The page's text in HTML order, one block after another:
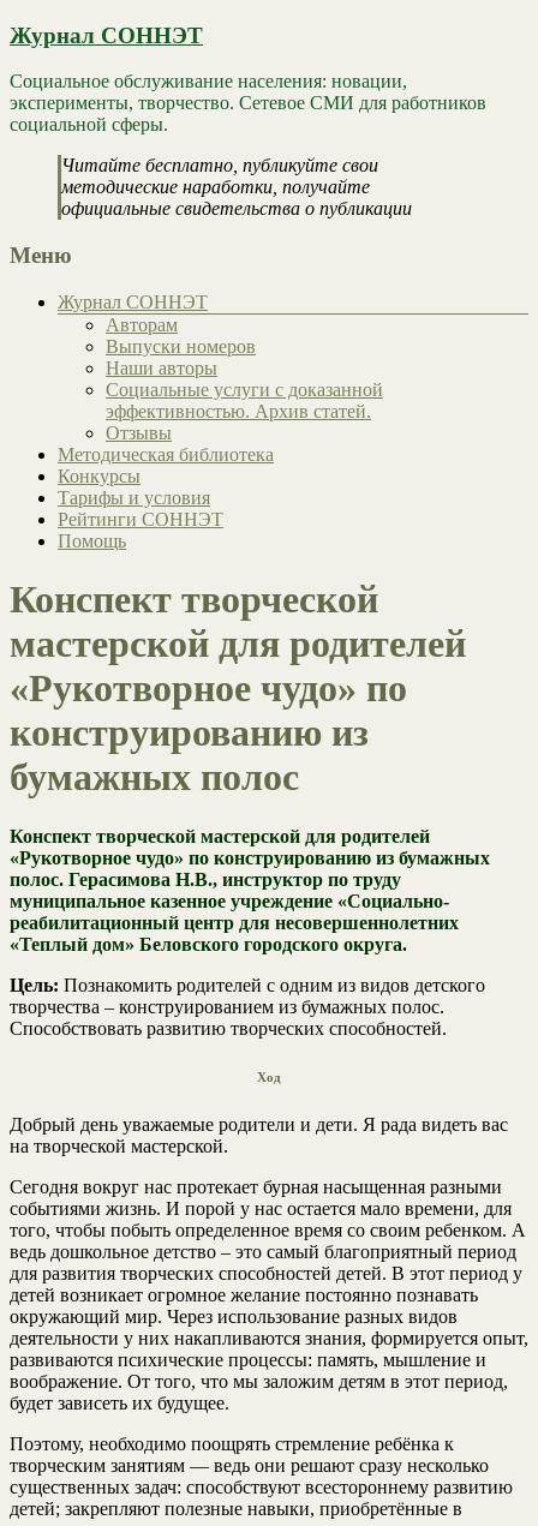
Журнал СОННЭТ
Социальное обслуживание населения: новации,
эксперименты, творчество. Сетевое СМИ для работников
социальной сферы.
Читайте бесплатно, публикуйте свои
методические наработки, получайте
официальные свидетельства о публикации
Меню
Журнал СОННЭТ
Авторам
Выпуски номеров
Наши авторы
Социальные услуги с доказанной
эффективностью. Архив статей.
Отзывы
Методическая библиотека
Конкурсы
Тарифы и условия
Рейтинги СОННЭТ
Помощь
Конспект творческой
мастерской для родителей
«Рукотворное чудо» по
конструированию из
бумажных полос
Конспект творческой мастерской для родителей
«Рукотворное чудо» по конструированию из бумажных
полос. Герасимова Н.В., инструктор по труду
муниципальное казенное учреждение «Социально-
реабилитационный центр для несовершеннолетних
«Теплый дом» Беловского городского округа.
Цель: Познакомить родителей с одним из видов детского
творчества – конструированием из бумажных полос.
Способствовать развитию творческих способностей.
Ход
Добрый день уважаемые родители и дети. Я рада видеть вас
на творческой мастерской.
Сегодня вокруг нас протекает бурная насыщенная разными
событиями жизнь. И порой у нас остается мало времени, для
того, чтобы побыть определенное время со своим ребенком. А
ведь дошкольное детство – это самый благоприятный период
для развития творческих способностей детей. В этот период у
детей возникает огромное желание постоянно познавать
окружающий мир. Через использование разных видов
деятельности у них накапливаются знания, формируется опыт,
развиваются психические процессы: память, мышление и
воображение. От того, что мы заложим детям в этот период,
будет зависеть их будущее.
Поэтому, необходимо поощрять стремление ребёнка к
творческим занятиям — ведь они решают сразу несколько
существенных задач: способствуют всестороннему развитию
детей; закрепляют полезные навыки, приобретённые в